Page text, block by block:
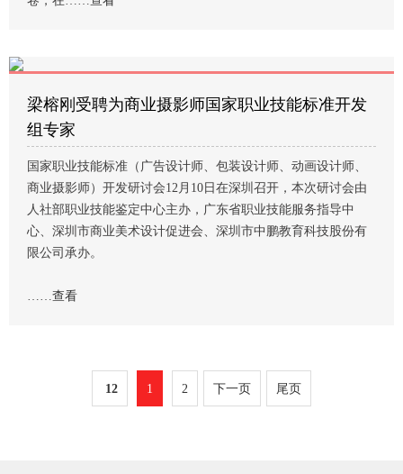
梁榕刚受聘为商业摄影师国家职业技能标准开发
组专家
国家职业技能标准（广告设计师、包装设计师、动画设计师、
商业摄影师）开发研讨会12月10日在深圳召开，本次研讨会由
人社部职业技能鉴定中心主办，广东省职业技能服务指导中
心、深圳市商业美术设计促进会、深圳市中鹏教育科技股份有
限公司承办。
……查看
12 1 2 下一页 尾页